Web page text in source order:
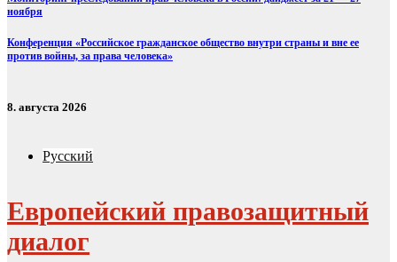
ноября
Конференция «Российское гражданское общество внутри страны и вне ее
против войны, за права человека»
8. августа 2026
Русский
Европейский правозащитный
диалог